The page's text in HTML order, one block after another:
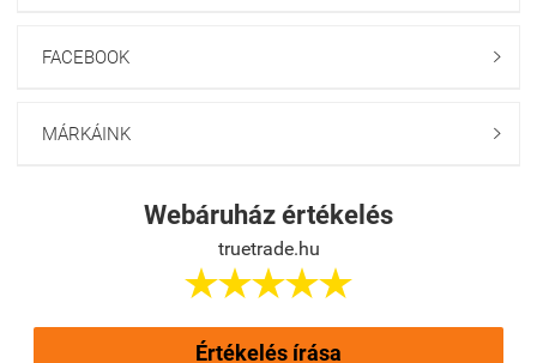
FACEBOOK 
MÁRKÁINK 
Webáruház értékelés
truetrade.hu

Értékelés írása